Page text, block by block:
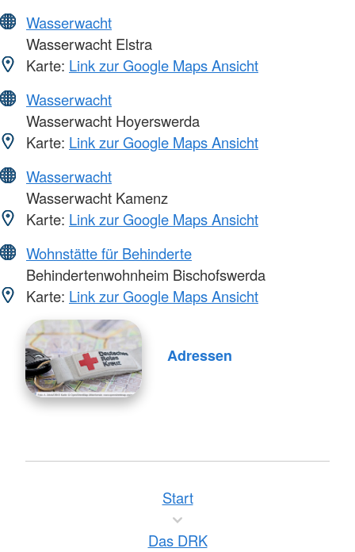
Wasserwacht
Wasserwacht Elstra
Karte: Link zur Google Maps Ansicht
Wasserwacht
Wasserwacht Hoyerswerda
Karte: Link zur Google Maps Ansicht
Wasserwacht
Wasserwacht Kamenz
Karte: Link zur Google Maps Ansicht
Wohnstätte für Behinderte
Behindertenwohnheim Bischofswerda
Karte: Link zur Google Maps Ansicht
Adressen
Start
Das DRK